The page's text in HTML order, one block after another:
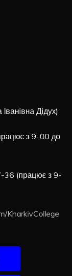
Дідух)
з 9-00 до
(працює з 9-
KharkivCollege